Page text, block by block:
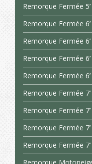
Remorque Fermée 5’
Remorque Fermée 6’
Remorque Fermée 6’
Remorque Fermée 6’
Remorque Fermée 6’
Remorque Fermée
Remorque Fermée
Remorque Fermée 7’
Remorque Fermée 7’